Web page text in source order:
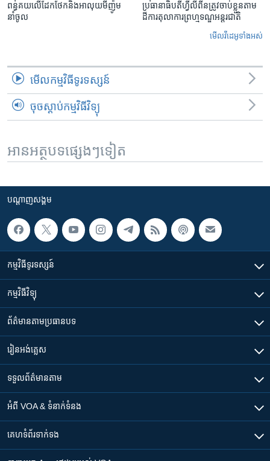
ពន្ធគយ​លើ​ដែកថែក​និង​អាលុយ​មីញ៉ូម​
នាំចូល
ប្រធានាធិបតីហ្វីលីពីន​ត្រូវ​ចាប់ខ្លួនតាម
ដីការ​តុលាការ​ព្រហ្មទណ្ឌ​អន្តរជាតិ
មើល​វីដេអូ​ទាំង​អស់
មើល​កម្មវិធី​ទូរទស្សន៍
ចុចស្តាប់កម្មវិធីវិទ្យុ
អានអត្ថបទផ្សេងៗទៀត
បណ្តាញ​សង្គម
កម្មវិធី​ទូរទស្សន៍
កម្មវិធី​វិទ្យុ
ព័ត៌មាន​តាមប្រធានបទ​
រៀន​​អង់គ្លេស
ទទួល​ព័ត៌មាន​តាម
អំពី​ VOA & ទំនាក់ទំនង
គេហទំព័រ​​ទាក់ទង